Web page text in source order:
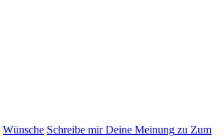
Wünsche Schreibe mir Deine Meinung zu Zum